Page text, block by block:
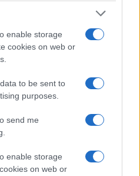
enable storage
cookies on web or
to be sent to
purposes.
send me
enable storage
on web or
segreti: trama, cast e